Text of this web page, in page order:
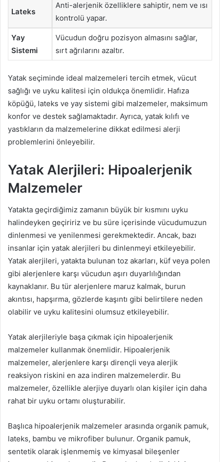
Lateks
Anti-alerjenik özelliklere sahiptir, nem ve ısı
kontrolü yapar.
Yay
Sistemi
Vücudun doğru pozisyon almasını sağlar,
sırt ağrılarını azaltır.
Yatak seçiminde ideal malzemeleri tercih etmek, vücut
sağlığı ve uyku kalitesi için oldukça önemlidir. Hafıza
köpüğü, lateks ve yay sistemi gibi malzemeler, maksimum
konfor ve destek sağlamaktadır. Ayrıca, yatak kılıfı ve
yastıkların da malzemelerine dikkat edilmesi alerji
problemlerini önleyebilir.
Yatak Alerjileri: Hipoalerjenik
Malzemeler
Yatakta geçirdiğimiz zamanın büyük bir kısmını uyku
halindeyken geçiririz ve bu süre içerisinde vücudumuzun
dinlenmesi ve yenilenmesi gerekmektedir. Ancak, bazı
insanlar için yatak alerjileri bu dinlenmeyi etkileyebilir.
Yatak alerjileri, yatakta bulunan toz akarları, küf veya polen
gibi alerjenlere karşı vücudun aşırı duyarlılığından
kaynaklanır. Bu tür alerjenlere maruz kalmak, burun
akıntısı, hapşırma, gözlerde kaşıntı gibi belirtilere neden
olabilir ve uyku kalitesini olumsuz etkileyebilir.
Yatak alerjileriyle başa çıkmak için hipoalerjenik
malzemeler kullanmak önemlidir. Hipoalerjenik
malzemeler, alerjenlere karşı dirençli veya alerjik
reaksiyon riskini en aza indiren malzemelerdir. Bu
malzemeler, özellikle alerjiye duyarlı olan kişiler için daha
rahat bir uyku ortamı oluşturabilir.
Başlıca hipoalerjenik malzemeler arasında organik pamuk,
lateks, bambu ve mikrofiber bulunur. Organik pamuk,
sentetik olarak işlenmemiş ve kimyasal bileşenler